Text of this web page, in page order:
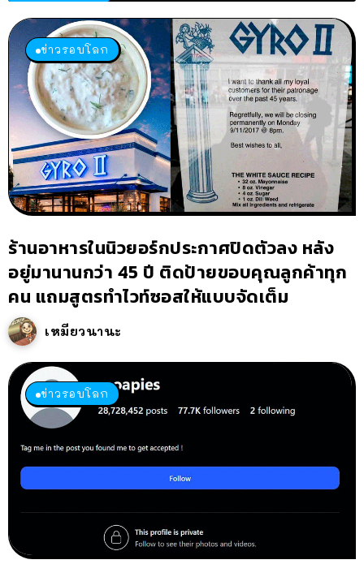
ข่าวรอบโลก
ร้านอาหารในนิวยอร์กประกาศปิดตัวลง หลัง
อยู่มานานกว่า 45 ปี ติดป้ายขอบคุณลูกค้าทุก
คน แถมสูตรทำไวท์ซอสให้แบบจัดเต็ม
เหมียวนานะ
ข่าวรอบโลก